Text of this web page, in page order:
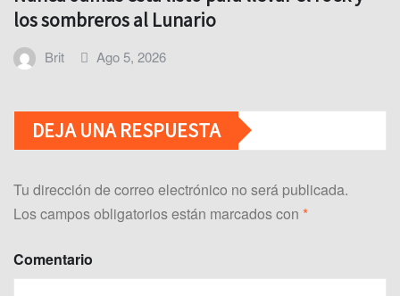
los sombreros al Lunario
Brit Ago 5, 2026
DEJA UNA RESPUESTA
Tu dirección de correo electrónico no será publicada.
Los campos obligatorios están marcados con *
Comentario